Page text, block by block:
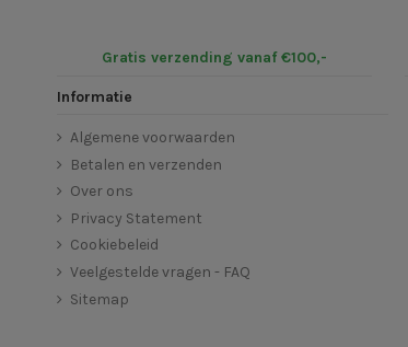
Gratis verzending vanaf €100,-
Informatie
Algemene voorwaarden
Betalen en verzenden
Over ons
Privacy Statement
Cookiebeleid
Veelgestelde vragen - FAQ
Sitemap